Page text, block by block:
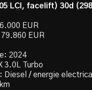
LCI, facelift) 30d
EUR
EUR
2024
3.0L Turbo
Diesel / energie